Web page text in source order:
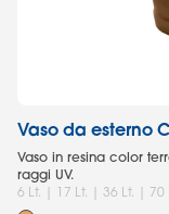
Vaso da esterno
Vaso in resina color
raggi UV.
6 Lt. | 17 Lt. | 36 Lt. | 70